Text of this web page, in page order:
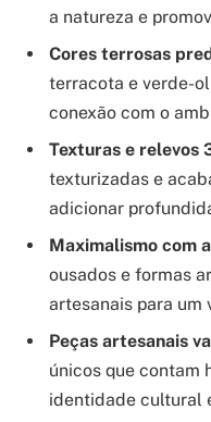
a natureza e
Cores terrosas
terracota e verde-
conexão com o
Texturas e relevos
texturizadas e
adicionar
Maximalismo com
ousados e formas
artesanais para um
Peças artesanais
únicos que contam
identidade cultural